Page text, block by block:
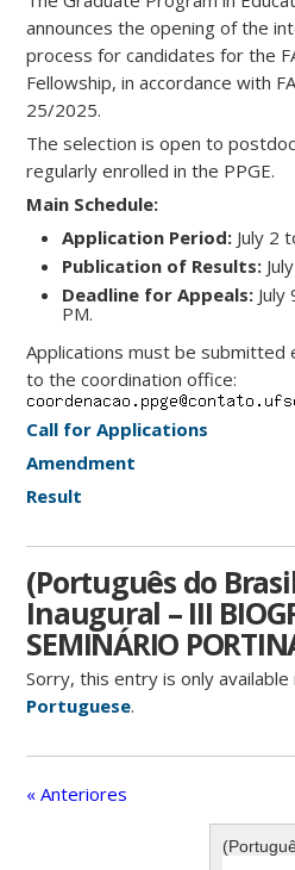
announces the opening of the
process for candidates for the
Fellowship, in accordance with
25/2025.
The selection is open to
regularly enrolled in the PPGE.
Main Schedule:
Application Period: July 2
Publication of Results:
Deadline for Appeals: July
PM.
Applications must be submitted
to the coordination office:
Call for Applications
Amendment
Result
(Português do
Inaugural – III
SEMINÁRIO
Sorry, this entry is only available
Portuguese.
« Anteriores